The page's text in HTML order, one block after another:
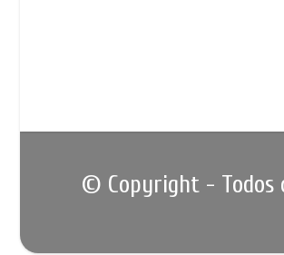
© Copyright - Todos